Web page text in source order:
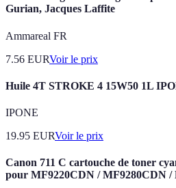
Gurian, Jacques Laffite
Ammareal FR
7.56 EURVoir le prix
Huile 4T STROKE 4 15W50 1L
IPONE
19.95 EURVoir le prix
Canon 711 C cartouche de toner
pour MF9220CDN / MF9280CDN /